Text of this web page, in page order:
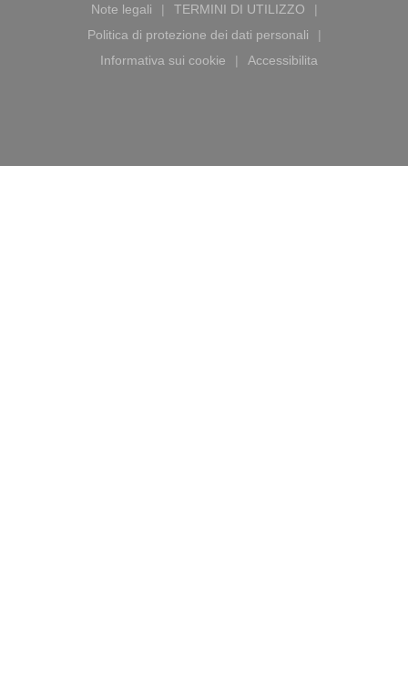
Note legali
((apre una nuova finestra))
TERMINI DI UTILIZZO
((apre una nuova finestra))
Politica di protezione dei dati personali
((apre una nuova finestra))
Informativa sui cookie
((apre una nuova finestra))
Accessibilita